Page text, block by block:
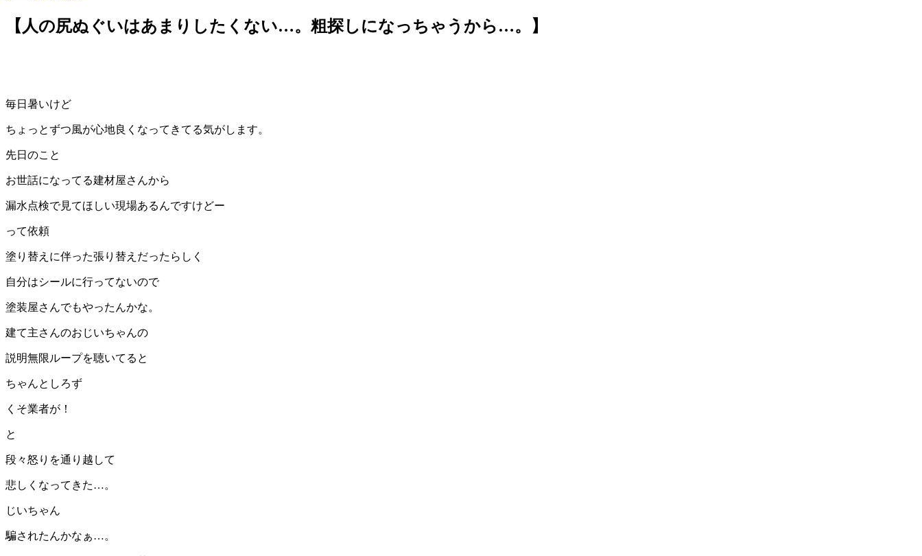
【人の尻ぬぐいはあまりしたくない…。粗探しになっちゃうから…。】
毎日暑いけど
ちょっとずつ風が心地良くなってきてる気がします。
先日のこと
お世話になってる建材屋さんから
漏水点検で見てほしい現場あるんですけどー
って依頼
塗り替えに伴った張り替えだったらしく
自分はシールに行ってないので
塗装屋さんでもやったんかな。
建て主さんのおじいちゃんの
説明無限ループを聴いてると
ちゃんとしろず
くそ業者が！
と
段々怒りを通り越して
悲しくなってきた…。
じいちゃん
騙されたんかなぁ…。